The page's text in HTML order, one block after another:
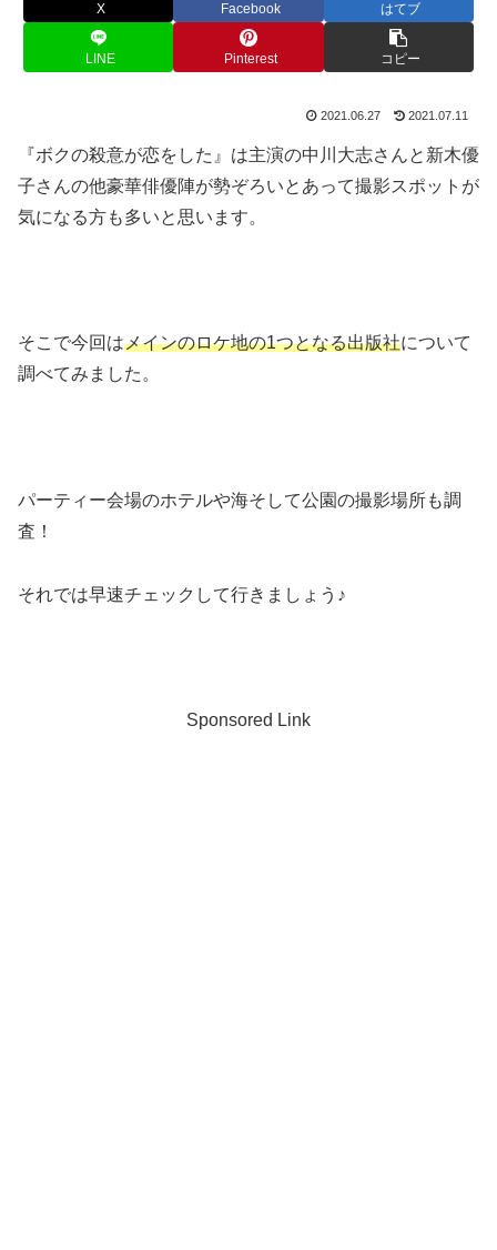
X Facebook はてブ
LINE Pinterest コピー
2021.06.27 2021.07.11
『ボクの殺意が恋をした』は主演の中川大志さんと新木優
子さんの他豪華俳優陣が勢ぞろいとあって撮影スポットが
気になる方も多いと思います。
そこで今回はメインのロケ地の1つとなる出版社について
調べてみました。
パーティー会場のホテルや海そして公園の撮影場所も調
査！
それでは早速チェックして行きましょう♪
Sponsored Link